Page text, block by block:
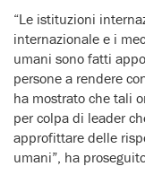
“Le istituzioni
internazionale e i
umani sono fatti
persone a rendere
ha mostrato che tali
per colpa di leader
approfittare delle
umani”, ha